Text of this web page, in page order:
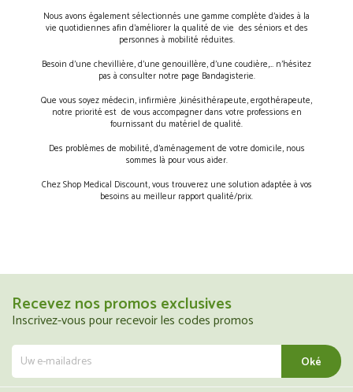
Nous avons également sélectionnés une gamme complète d’aides à la
vie quotidiennes afin d’améliorer la qualité de vie des séniors et des
personnes à mobilité réduites.
Besoin d’une chevillière, d’une genouillère, d’une coudière,… n’hésitez
pas à consulter notre page Bandagisterie.
Que vous soyez médecin, infirmière ,kinésithérapeute, ergothérapeute,
notre priorité est de vous accompagner dans votre professions en
fournissant du matériel de qualité.
Des problèmes de mobilité, d’aménagement de votre domicile, nous
sommes là pour vous aider.
Chez Shop Medical Discount, vous trouverez une solution adaptée à vos
besoins au meilleur rapport qualité/prix.
Recevez nos promos exclusives
Inscrivez-vous pour recevoir les codes promos